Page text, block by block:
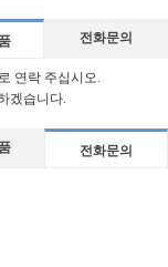
전화문의
연락 주십시오.
겠습니다.
전화문의